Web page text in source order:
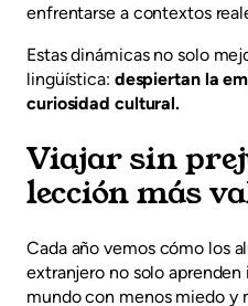
enfrentarse a contextos
Estas dinámicas no solo
lingüística: despiertan la
curiosidad cultural.
Viajar sin
lección más
Cada año vemos cómo los
extranjero no solo
mundo con menos miedo y